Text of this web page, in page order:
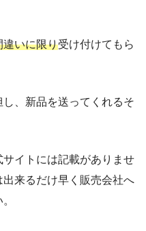
違いに限り受け付けてもら
、新品を送ってくれるそ
イトには記載がありませ
来るだけ早く販売会社へ